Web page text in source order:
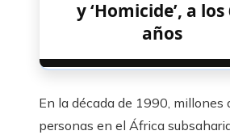
y ‘Homicide’, a los
años
En la década de 1990, millones
personas en el África